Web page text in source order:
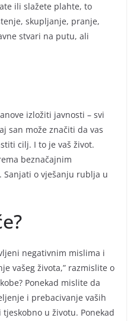
ili slažete plahte, to
skupljanje, pranje,
stvari na putu, ali
izložiti javnosti – svi
san može značiti da vas
cilj. I to je vaš život.
beznačajnim
o vješanju rublja u
negativnim mislima i
vašeg života,” razmislite o
Ponekad mislite da
i prebacivanje vaših
u životu. Ponekad